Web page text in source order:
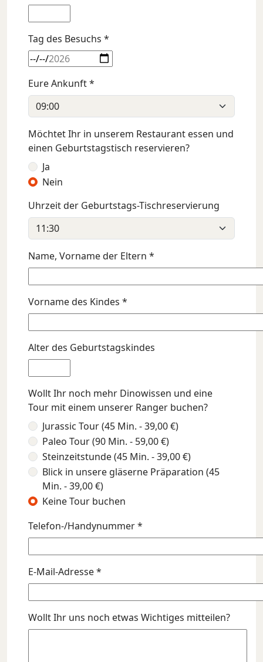
Tag des Besuchs *
Eure Ankunft *
Möchtet Ihr in unserem Restaurant essen und
einen Geburtstagstisch reservieren?
Ja
Nein
Uhrzeit der Geburtstags-Tischreservierung
Name, Vorname der Eltern *
Vorname des Kindes *
Alter des Geburtstagskindes
Wollt Ihr noch mehr Dinowissen und eine
Tour mit einem unserer Ranger buchen?
Jurassic Tour (45 Min. - 39,00 €)
Paleo Tour (90 Min. - 59,00 €)
Steinzeitstunde (45 Min. - 39,00 €)
Blick in unsere gläserne Präparation (45
Min. - 39,00 €)
Keine Tour buchen
Telefon-/Handynummer *
E-Mail-Adresse *
Wollt Ihr uns noch etwas Wichtiges mitteilen?